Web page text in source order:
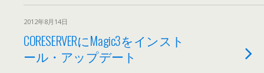
2012年8月14日
CORESERVERにMagic3をインスト
ール・アップデート